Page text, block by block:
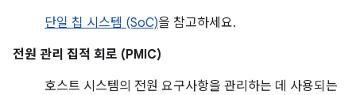
단일 칩 시스템 (SoC)을 참고하세요.
전원 관리 집적 회로 (PMIC)
호스트 시스템의 전원 요구사항을 관리하는 데 사용되는